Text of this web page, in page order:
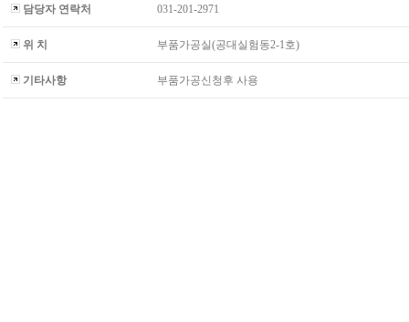
담당자 연락처 031-201-2971
위 치 부품가공실(공대실험동2-1호)
기타사항 부품가공신청후 사용